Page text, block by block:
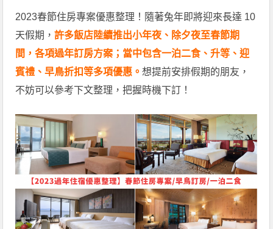
2023春節住房專案優惠整理！隨著兔年即將迎來長達 10
天假期，許多飯店陸續推出小年夜、除夕夜至春節期
間，各項過年訂房方案；當中包含一泊二食、升等、迎
賓禮、早鳥折扣等多項優惠。想提前安排假期的朋友，
不妨可以參考下文整理，把握時機下訂！